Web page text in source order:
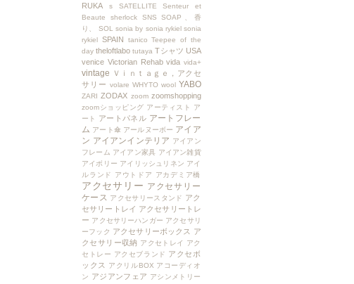
RUKA s SATELLITE
Senteur et
Beaute
sherlock SNS
SOAP、香
り、
SOL sonia by sonia rykiel sonia
rykiel SPAIN tanico Teepee of the
day theloftlabo tutaya Tシャツ USA
venice Victorian Rehab vida vida+
vintage Ｖｉｎｔａｇｅ，アクセ
サリー volare WHYTO wool YABO
ZARI ZODAX zoom zoomshopping
zoomショッピング アーティスト
ア
ート
アートパネル アートフレー
ム アート傘 アールヌーボー アイア
ン アイアンインテリア アイアン
フレーム アイアン家具 アイアン雑貨
アイボリー アイリッシュリネン アイ
ルランド
アウトドア アカデミア橋
アクセサリー アクセサリー
ケース アクセサリースタンド アク
セサリートレイ アクセサリートレ
ー アクセサリーハンガー アクセサリ
ーフック アクセサリーボックス ア
クセサリー収納 アクセトレイ
アク
セトレー アクセブランド アクセボ
ックス
アクリルBOX アコーディオ
ン アジアンフェア アシンメトリー